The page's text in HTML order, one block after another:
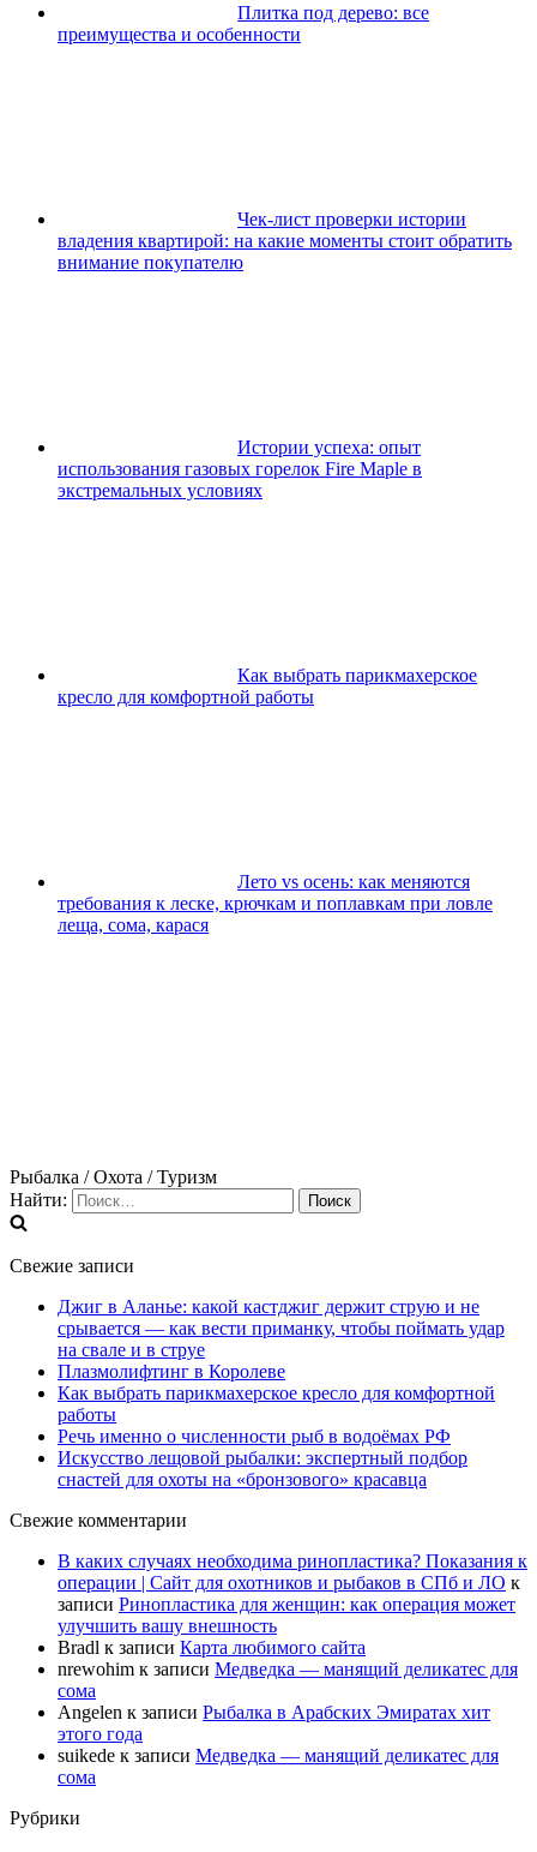
Плитка под дерево: все
преимущества и особенности
Чек-лист проверки истории
владения квартирой: на какие моменты стоит обратить
внимание покупателю
Истории успеха: опыт
использования газовых горелок Fire Maple в
экстремальных условиях
Как выбрать парикмахерское
кресло для комфортной работы
Лето vs осень: как меняются
требования к леске, крючкам и поплавкам при ловле
леща, сома, карася
Рыбалка / Охота / Туризм
Найти:
Свежие записи
Джиг в Аланье: какой кастджиг держит струю и не
срывается — как вести приманку, чтобы поймать удар
на свале и в струе
Плазмолифтинг в Королеве
Как выбрать парикмахерское кресло для комфортной
работы
Речь именно о численности рыб в водоёмах РФ
Искусство лещовой рыбалки: экспертный подбор
снастей для охоты на «бронзового» красавца
Свежие комментарии
В каких случаях необходима ринопластика? Показания к
операции | Сайт для охотников и рыбаков в СПб и ЛО к
записи Ринопластика для женщин: как операция может
улучшить вашу внешность
Bradl к записи Карта любимого сайта
nrewohim к записи Медведка — манящий деликатес для
сома
Angelen к записи Рыбалка в Арабских Эмиратах хит
этого года
suikede к записи Медведка — манящий деликатес для
сома
Рубрики